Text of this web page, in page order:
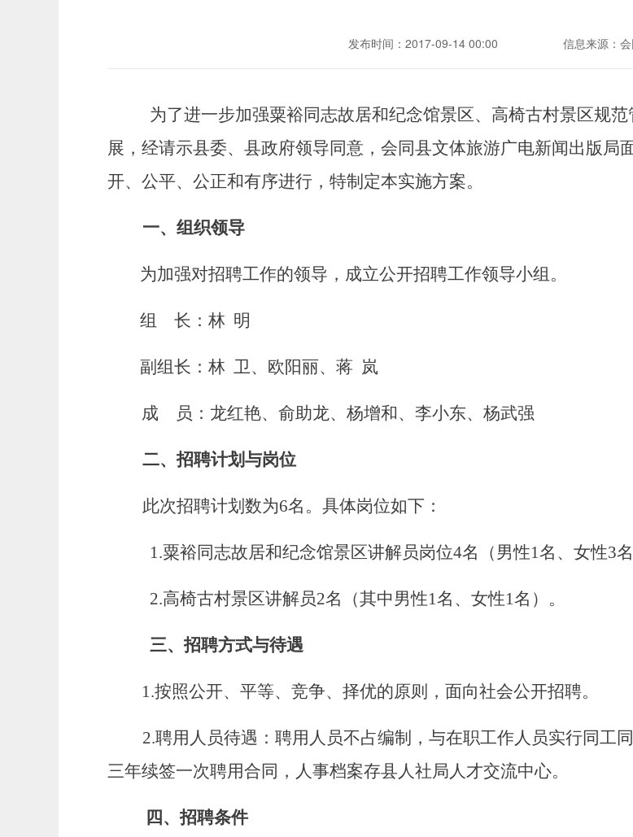
发布时间：2017-09-14 00:00 信息来源：
为了进一步加强粟裕同志故居和纪念馆景区、高椅古村景区规
展，经请示县委、县政府领导同意，会同县文体旅游广电新闻出版局
开、公平、公正和有序进行，特制定本实施方案。
一、组织领导
为加强对招聘工作的领导，成立公开招聘工作领导小组。
组 长：林 明
副组长：林 卫、欧阳丽、蒋 岚
成 员：龙红艳、俞助龙、杨增和、李小东、杨武强
二、招聘计划与岗位
此次招聘计划数为6名。具体岗位如下：
1.粟裕同志故居和纪念馆景区讲解员岗位4名（男性1名、女性3名
2.高椅古村景区讲解员2名（其中男性1名、女性1名）。
三、招聘方式与待遇
1.按照公开、平等、竞争、择优的原则，面向社会公开招聘。
2.聘用人员待遇：聘用人员不占编制，与在职工作人员实行同工
三年续签一次聘用合同，人事档案存县人社局人才交流中心。
四、招聘条件